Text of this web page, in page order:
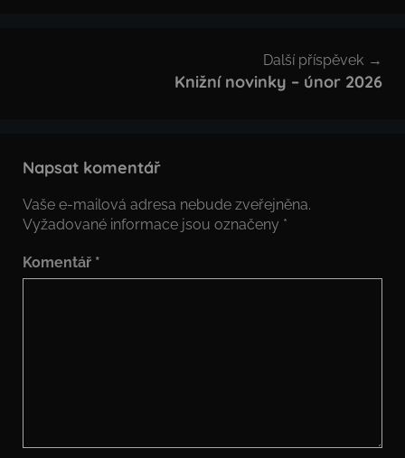
Další příspěvek
Knižní novinky – únor 2026
Napsat komentář
Vaše e-mailová adresa nebude zveřejněna.
Vyžadované informace jsou označeny *
Komentář *